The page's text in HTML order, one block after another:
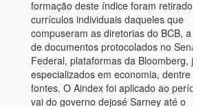
formação deste índice foram retirados
currículos individuais daqueles que
compuseram as diretorias do BCB, a
de documentos protocolados no
Federal, plataformas da Bloomberg,
especializados em economia, dentre
fontes. O Aindex foi aplicado ao
vai do governo dejosé Sarney até o